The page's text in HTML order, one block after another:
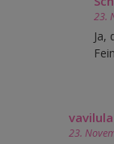
23.
Ja,
vavilula
23.